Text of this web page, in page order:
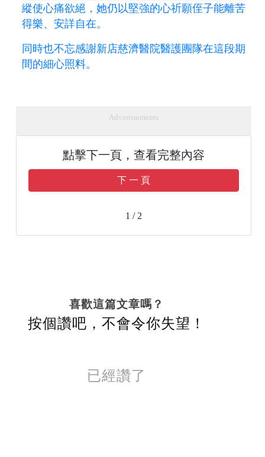
縱使心痛欲絕，她仍以堅強的心祈願侄子能離苦
得樂、安詳自在。
同時也不忘感謝新店慈濟醫院醫護團隊在這段期
間的細心照料。
Advertisements
點擊下一頁，查看完整內容
下 一 頁
1 / 2
喜歡這篇文章嗎？
按個讚吧，不會令你失望！
已經讚了